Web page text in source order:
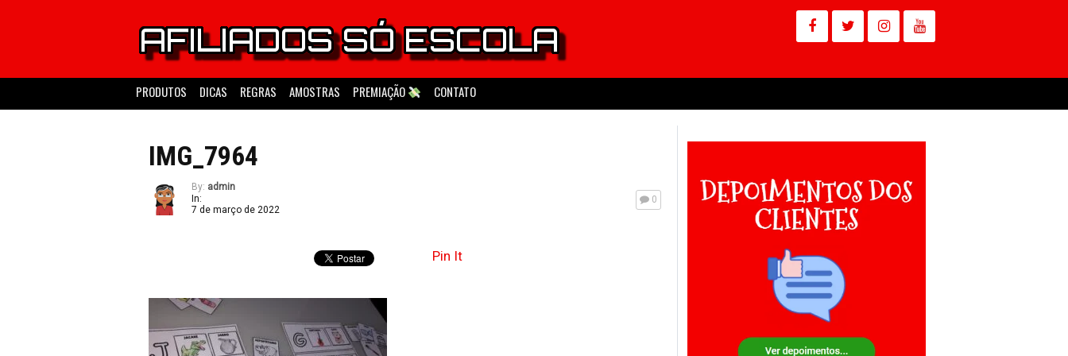
PRODUTOS DICAS REGRAS AMOSTRAS PREMIAÇÃO CONTATO
IMG_7964
By: admin
In:
7 de março de 2022
0
Pin It